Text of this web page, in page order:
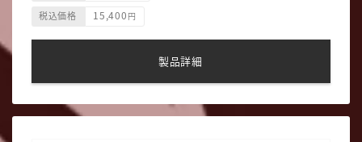
ヘッド素材 ラバー
税込価格 15,400 円
製品詳細